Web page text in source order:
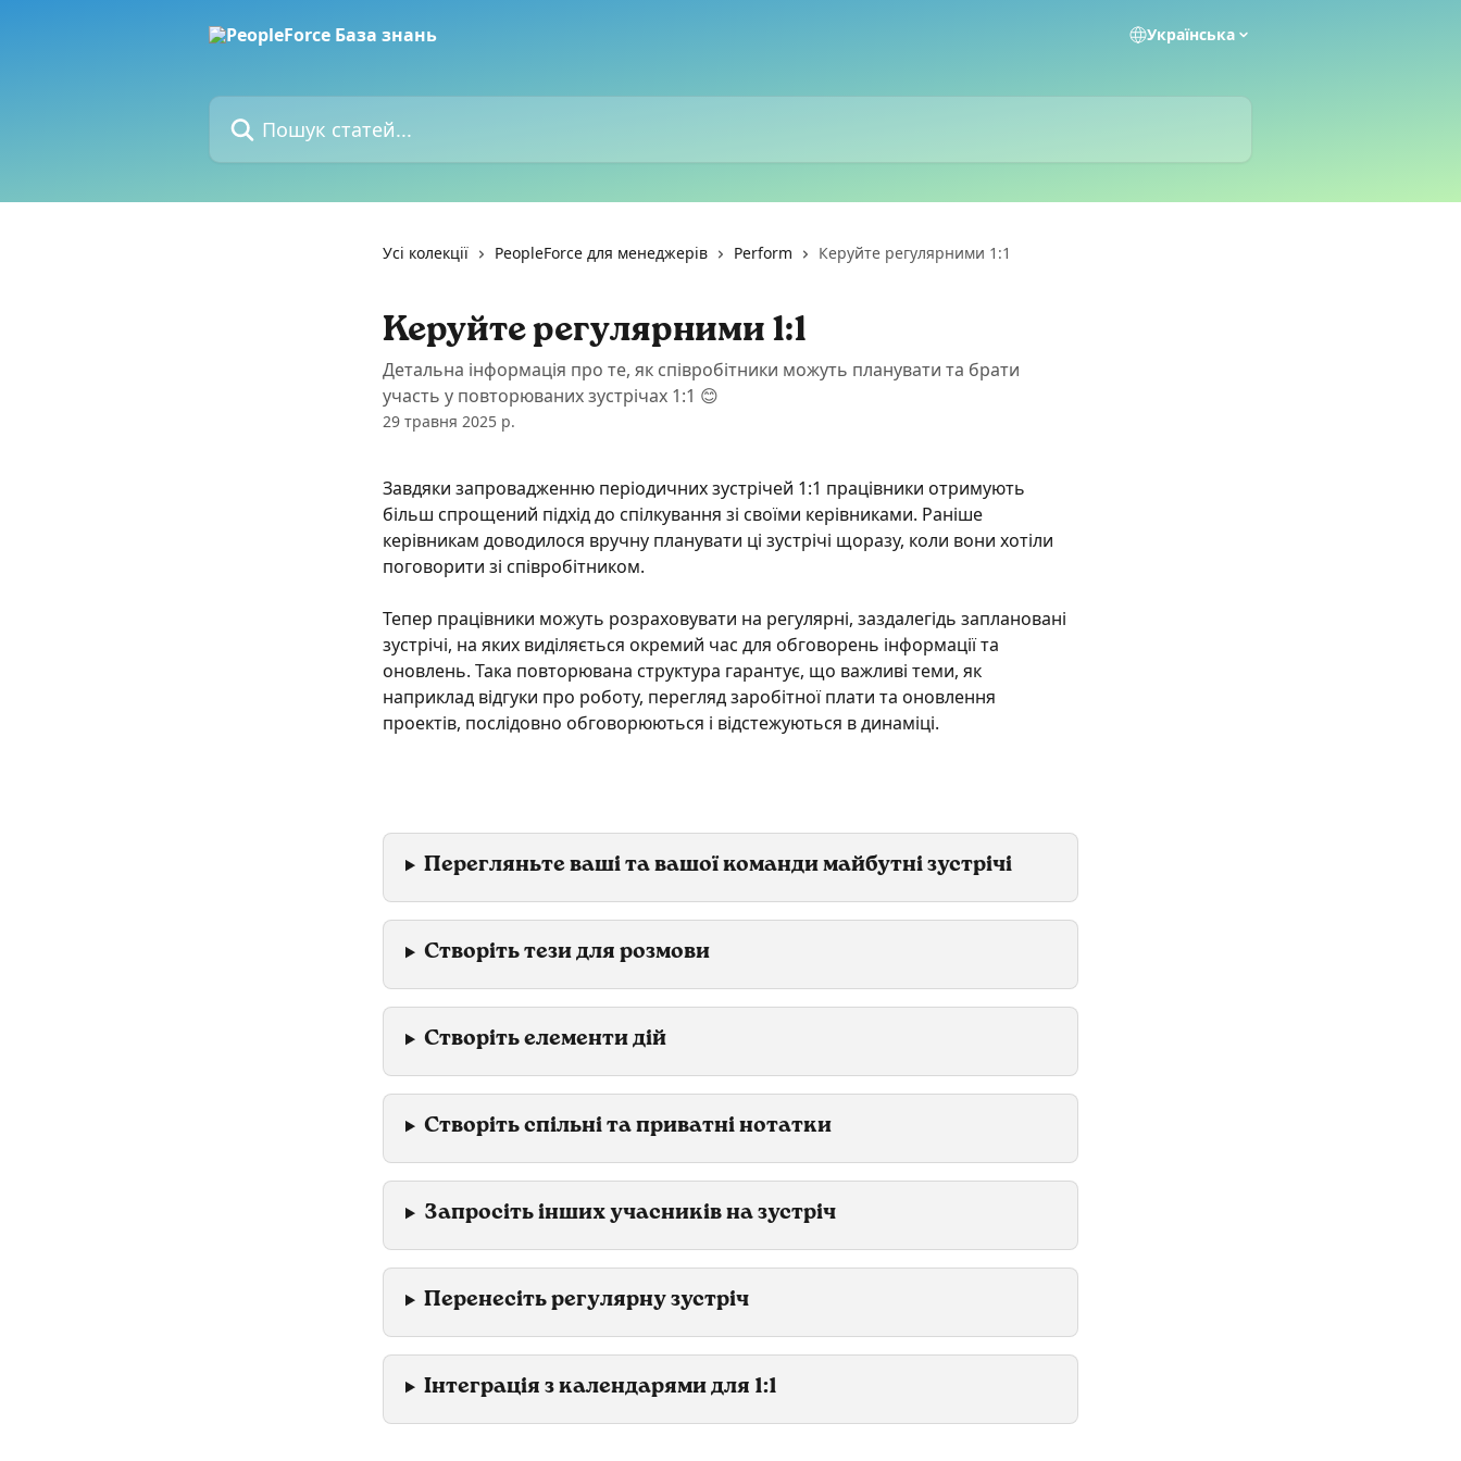
Українська
Пошук статей...
Усі колекції PeopleForce для менеджерів Perform Керуйте регулярними 1:1
Керуйте регулярними 1:1
Детальна інформація про те, як співробітники можуть планувати та брати
участь у повторюваних зустрічах 1:1 😊
29 травня 2025 р.
Завдяки запровадженню періодичних зустрічей 1:1 працівники отримують
більш спрощений підхід до спілкування зі своїми керівниками. Раніше
керівникам доводилося вручну планувати ці зустрічі щоразу, коли вони хотіли
поговорити зі співробітником.
Тепер працівники можуть розраховувати на регулярні, заздалегідь заплановані
зустрічі, на яких виділяється окремий час для обговорень інформації та
оновлень. Така повторювана структура гарантує, що важливі теми, як
наприклад відгуки про роботу, перегляд заробітної плати та оновлення
проектів, послідовно обговорюються і відстежуються в динаміці.
Перегляньте ваші та вашої команди майбутні зустрічі
Створіть тези для розмови
Створіть елементи дій
Створіть спільні та приватні нотатки
Запросіть інших учасників на зустріч
Перенесіть регулярну зустріч
Інтеграція з календарями для 1:1